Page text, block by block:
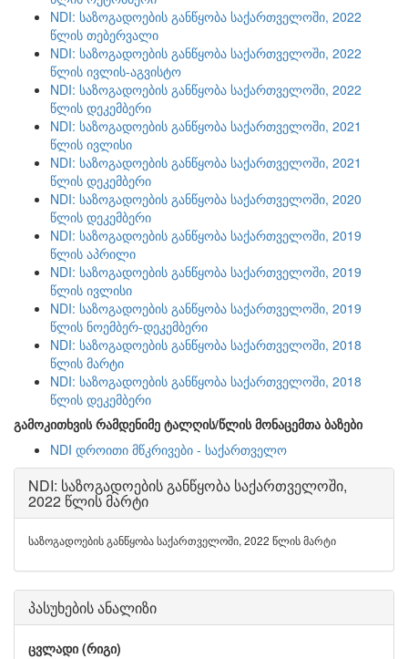
NDI: საზოგადოების განწყობა საქართველოში, 2022
წლის თებერვალი
NDI: საზოგადოების განწყობა საქართველოში, 2022
წლის ივლის-აგვისტო
NDI: საზოგადოების განწყობა საქართველოში, 2022
წლის დეკემბერი
NDI: საზოგადოების განწყობა საქართველოში, 2021
წლის ივლისი
NDI: საზოგადოების განწყობა საქართველოში, 2021
წლის დეკემბერი
NDI: საზოგადოების განწყობა საქართველოში, 2020
წლის დეკემბერი
NDI: საზოგადოების განწყობა საქართველოში, 2019
წლის აპრილი
NDI: საზოგადოების განწყობა საქართველოში, 2019
წლის ივლისი
NDI: საზოგადოების განწყობა საქართველოში, 2019
წლის ნოემბერ-დეკემბერი
NDI: საზოგადოების განწყობა საქართველოში, 2018
წლის მარტი
NDI: საზოგადოების განწყობა საქართველოში, 2018
წლის დეკემბერი
გამოკითხვის რამდენიმე ტალღის/წლის მონაცემთა ბაზები
NDI დროითი მწკრივები - საქართველო
NDI: საზოგადოების განწყობა საქართველოში,
2022 წლის მარტი
საზოგადოების განწყობა საქართველოში, 2022 წლის მარტი
პასუხების ანალიზი
ცვლადი (რიგი)